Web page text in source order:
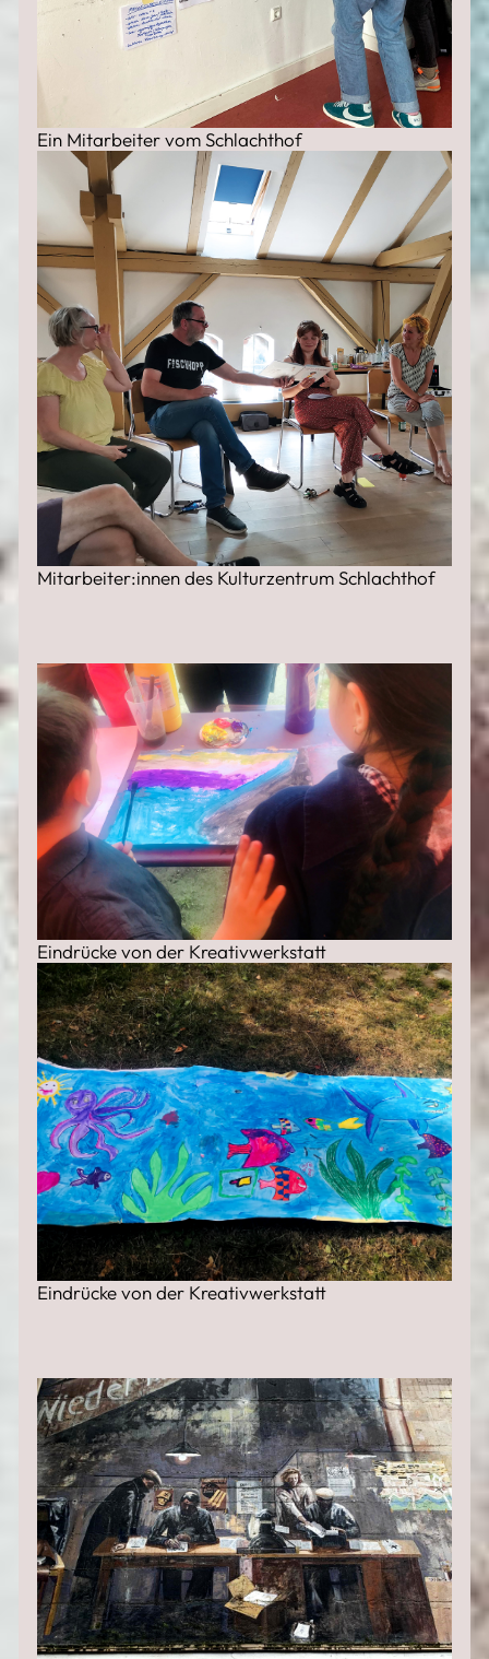
Ein Mitarbeiter vom Schlachthof
Mitarbeiter:innen des Kulturzentrum Schlachthof
Eindrücke von der Kreativwerkstatt
Eindrücke von der Kreativwerkstatt